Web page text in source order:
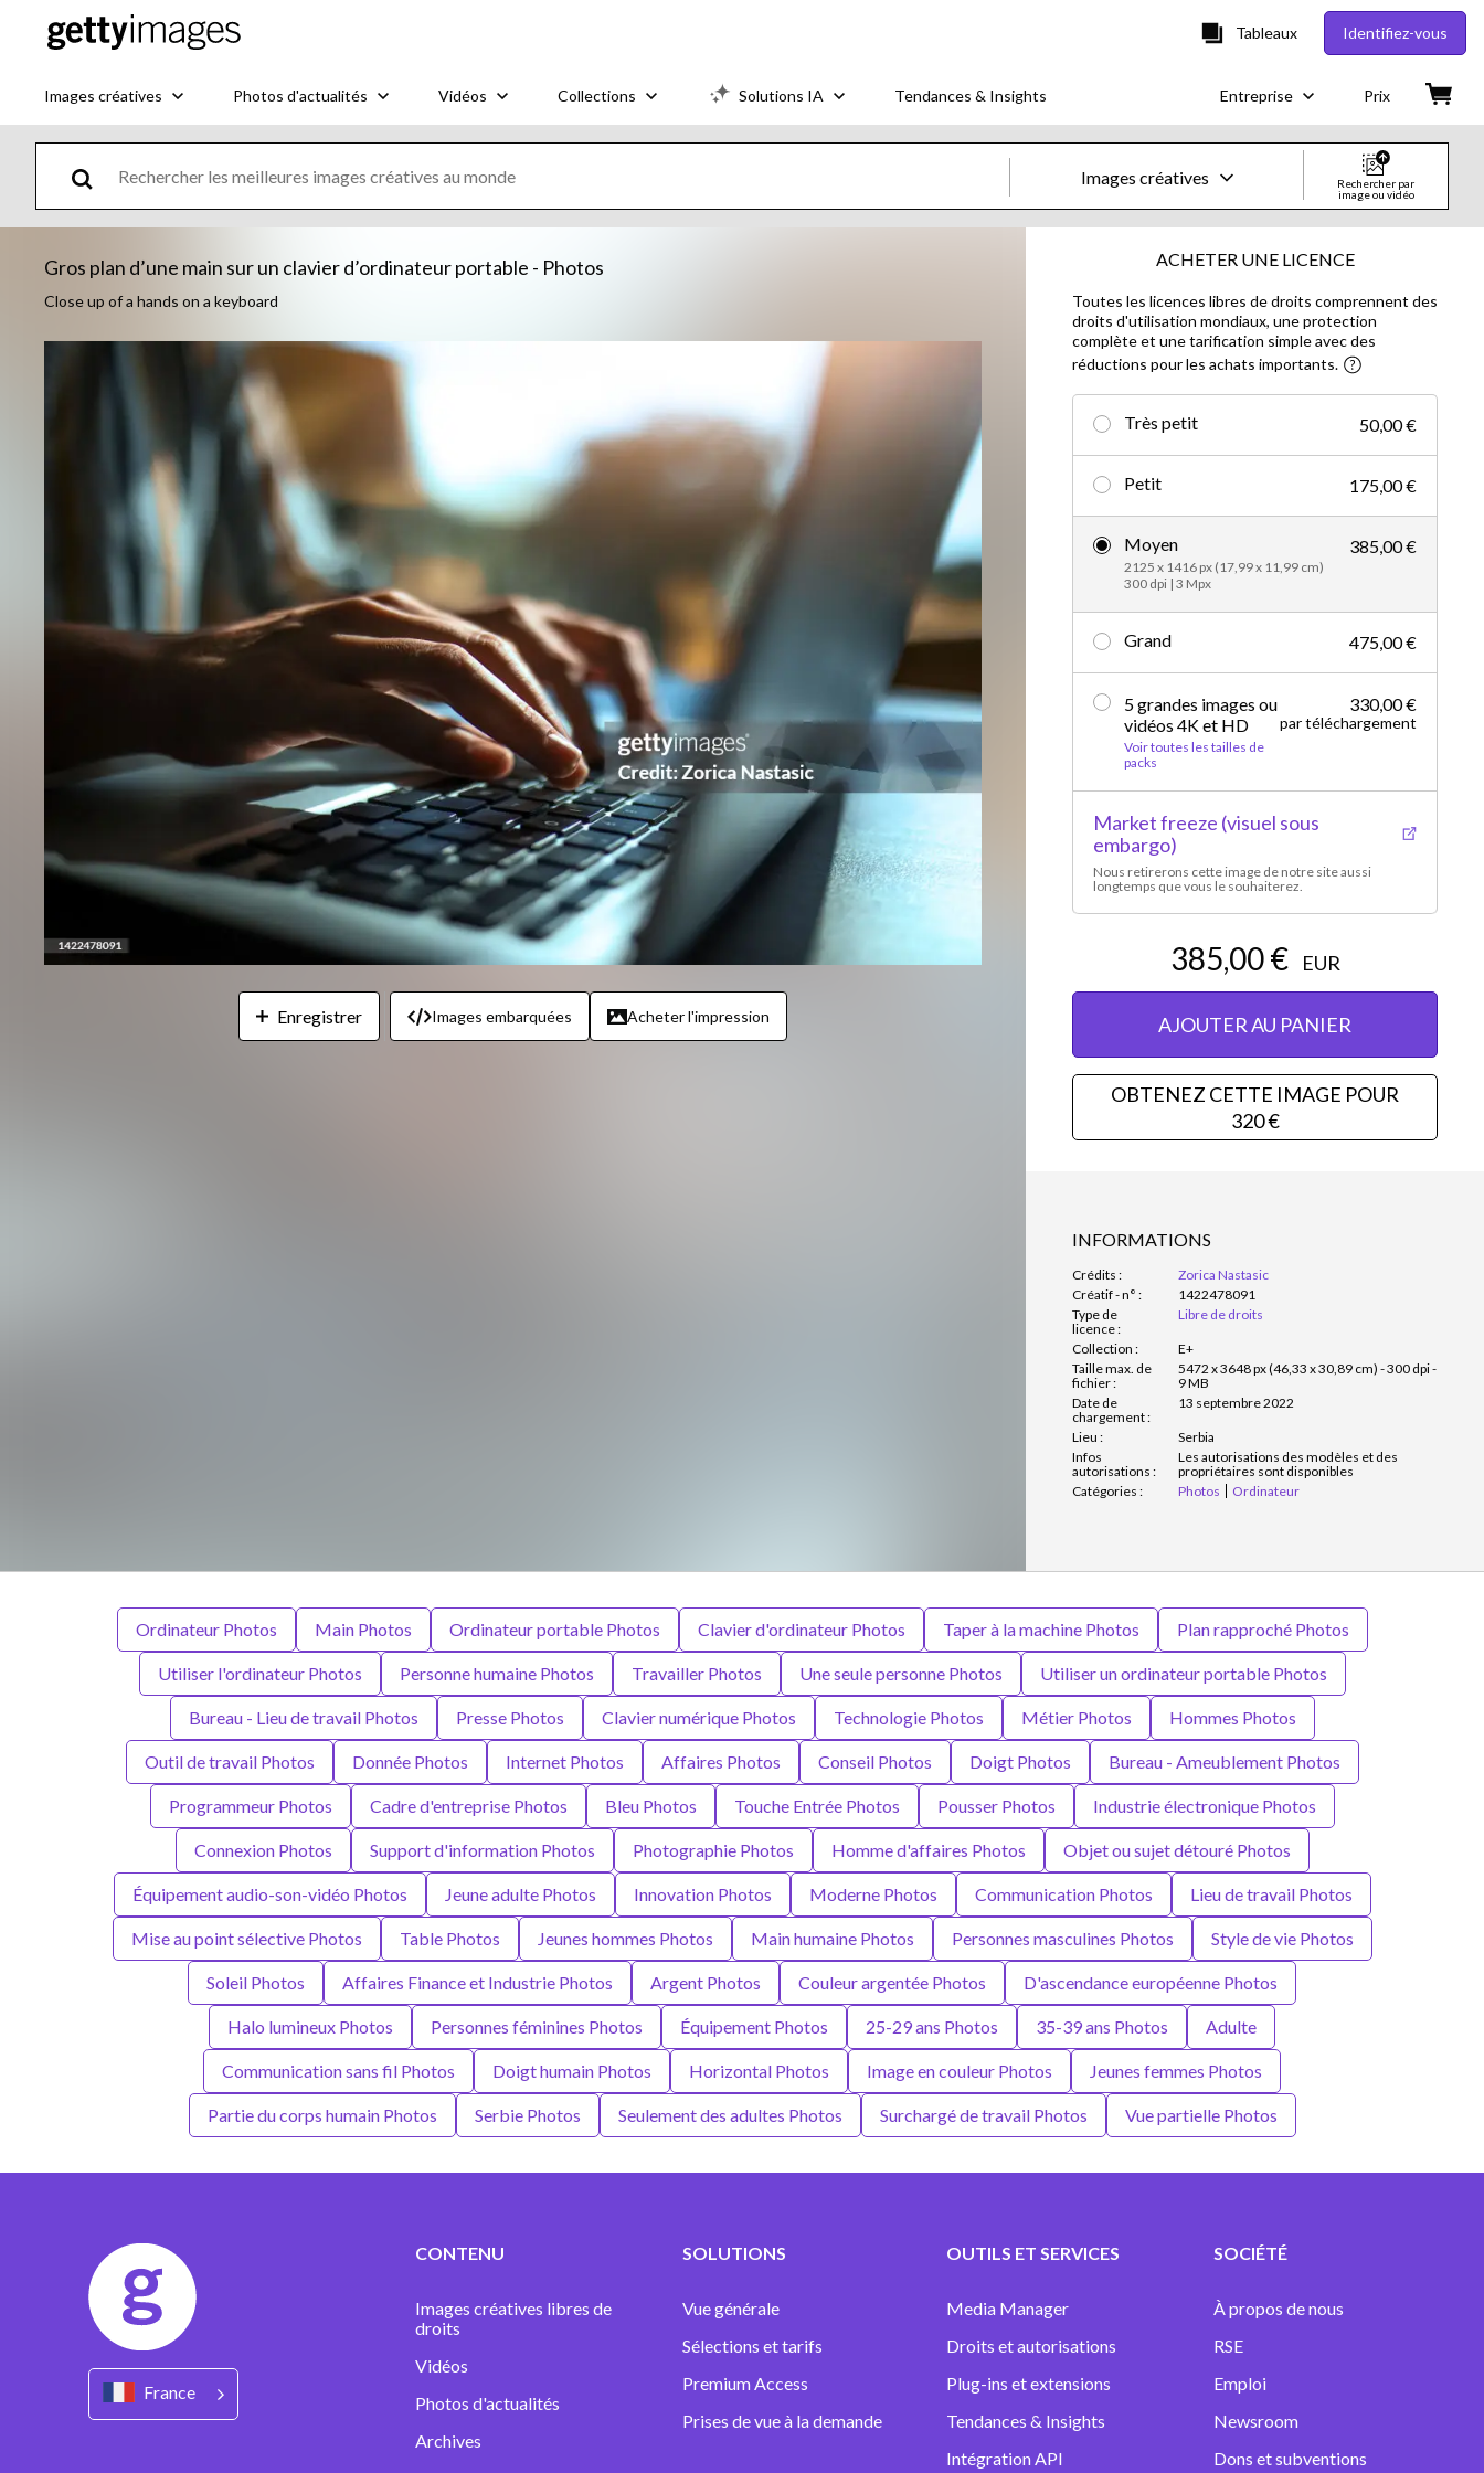
Tableaux Identifiez-vous
Images créatives Photos d'actualités Vidéos Collections Solutions IA Tendances & Insights Entreprise Prix
Images créatives
Images
Images créatives
Vidéos créatives
Vidéos d’actualités
Rechercher par
image ou vidéo
Gros plan d’une main sur un clavier d’ordinateur portable - Photos
Close up of a hands on a keyboard
Enregistrer Images embarquées Acheter l'impression
ACHETER UNE LICENCE
Toutes les licences libres de droits comprennent des
droits d'utilisation mondiaux, une protection
complète et une tarification simple avec des
réductions pour les achats importants.
Très petit 50,00 €
Petit 175,00 €
Moyen
2125 x 1416 px (17,99 x 11,99 cm)
300 dpi | 3 Mpx
385,00 €
Grand 475,00 €
5 grandes images ou
vidéos 4K et HD
Voir toutes les tailles de
packs
330,00 €
par téléchargement
Market freeze (visuel sous
embargo)
Nous retirerons cette image de notre site aussi
longtemps que vous le souhaiterez.
385,00 € EUR
AJOUTER AU PANIER
OBTENEZ CETTE IMAGE POUR
320 €
INFORMATIONS
Crédits :
Zorica Nastasic
Créatif - n° :
1422478091
Type de
licence :
Libre de droits
Collection :
E+
Taille max. de
fichier :
5472 x 3648 px (46,33 x 30,89 cm) - 300 dpi -
9 MB
Date de
chargement :
13 septembre 2022
Lieu :
Serbia
Infos
autorisations :
Les autorisations des modèles et des
propriétaires sont disponibles
Catégories :
Photos Ordinateur
Ordinateur Photos Main Photos Ordinateur portable Photos Clavier d'ordinateur Photos Taper à la machine Photos Plan rapproché Photos
Utiliser l'ordinateur Photos Personne humaine Photos Travailler Photos Une seule personne Photos Utiliser un ordinateur portable Photos
Bureau - Lieu de travail Photos Presse Photos Clavier numérique Photos Technologie Photos Métier Photos Hommes Photos
Outil de travail Photos Donnée Photos Internet Photos Affaires Photos Conseil Photos Doigt Photos Bureau - Ameublement Photos
Programmeur Photos Cadre d'entreprise Photos Bleu Photos Touche Entrée Photos Pousser Photos Industrie électronique Photos
Connexion Photos Support d'information Photos Photographie Photos Homme d'affaires Photos Objet ou sujet détouré Photos
Équipement audio-son-vidéo Photos Jeune adulte Photos Innovation Photos Moderne Photos Communication Photos Lieu de travail Photos
Mise au point sélective Photos Table Photos Jeunes hommes Photos Main humaine Photos Personnes masculines Photos Style de vie Photos
Soleil Photos Affaires Finance et Industrie Photos Argent Photos Couleur argentée Photos D'ascendance européenne Photos
Halo lumineux Photos Personnes féminines Photos Équipement Photos 25-29 ans Photos 35-39 ans Photos Adulte
Communication sans fil Photos Doigt humain Photos Horizontal Photos Image en couleur Photos Jeunes femmes Photos
Partie du corps humain Photos Serbie Photos Seulement des adultes Photos Surchargé de travail Photos Vue partielle Photos
France
CONTENU
Images créatives libres de
droits
Vidéos
Photos d'actualités
Archives
SOLUTIONS
Vue générale
Sélections et tarifs
Premium Access
Prises de vue à la demande
OUTILS ET SERVICES
Media Manager
Droits et autorisations
Plug-ins et extensions
Tendances & Insights
Intégration API
SOCIÉTÉ
À propos de nous
RSE
Emploi
Newsroom
Dons et subventions